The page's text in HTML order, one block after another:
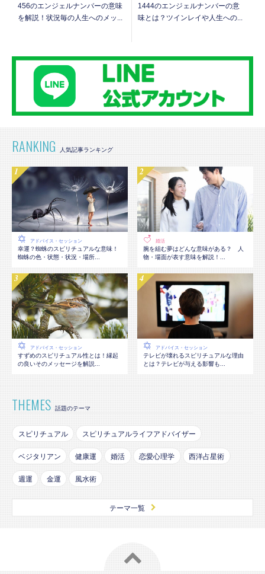
456のエンジェルナンバーの意味
を解説！状況毎の人生へのメッ...
1444のエンジェルナンバーの意
味とは？ツインレイや人生への...
RANKING
アドバイス・セッション
幸運？蜘蛛のスピリチュアルな意味！
蜘蛛の色・状態・状況・場所...
婚活
腕を組む夢はどんな意味がある？ 人
物・場面が表す意味を解説！...
アドバイス・セッション
すずめのスピリチュアル性とは！縁起
の良いそのメッセージを解説...
アドバイス・セッション
テレビが壊れるスピリチュアルな理由
とは？テレビが与える影響も...
THEMES 話題のテーマ
スピリチュアル スピリチュアルライフアドバイザー
ベジタリアン 健康運 婚活 恋愛心理学 西洋占星術
週運 金運 風水術
テーマ一覧